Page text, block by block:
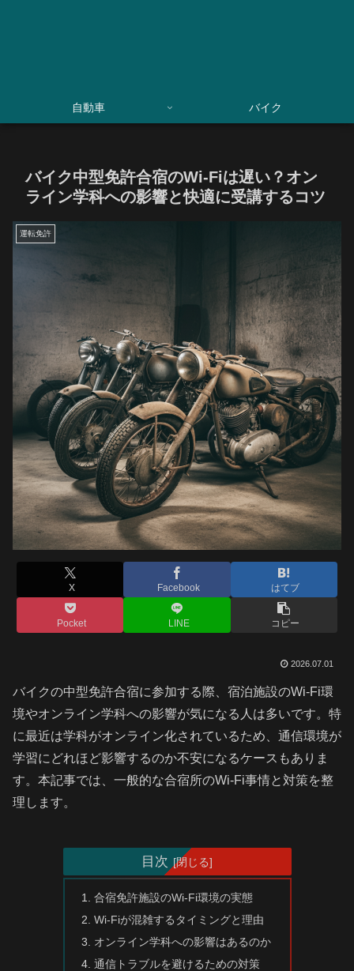
自動車 バイク
バイク中型免許合宿のWi-Fiは遅い？オン
ライン学科への影響と快適に受講するコツ
運転免許
X Facebook はてブ
Pocket LINE コピー
2026.07.01
バイクの中型免許合宿に参加する際、宿泊施設のWi-Fi環
境やオンライン学科への影響が気になる人は多いです。特
に最近は学科がオンライン化されているため、通信環境が
学習にどれほど影響するのか不安になるケースもありま
す。本記事では、一般的な合宿所のWi-Fi事情と対策を整
理します。
目次
合宿免許施設のWi-Fi環境の実態
Wi-Fiが混雑するタイミングと理由
オンライン学科への影響はあるのか
通信トラブルを避けるための対策